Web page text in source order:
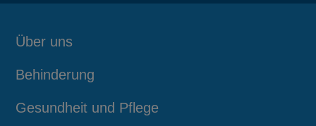
Über uns
Behinderung
Gesundheit und Pflege